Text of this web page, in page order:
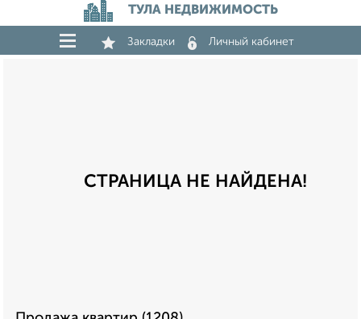
ТУЛА НЕДВИЖИМОСТЬ
Закладки Личный кабинет
СТРАНИЦА НЕ НАЙДЕНА!